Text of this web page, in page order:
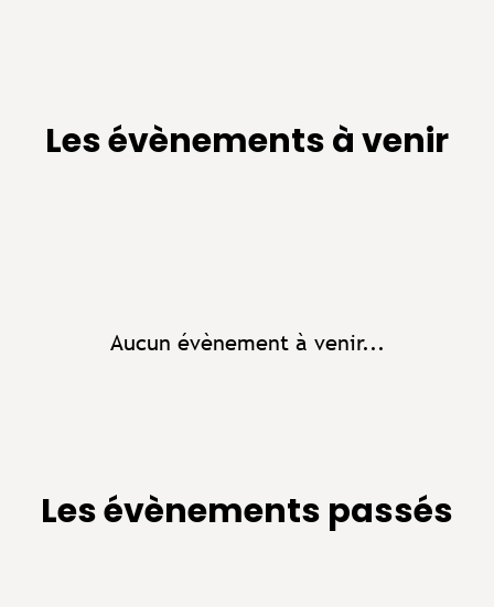
Les évènements à venir
Aucun évènement à venir...
Les évènements passés